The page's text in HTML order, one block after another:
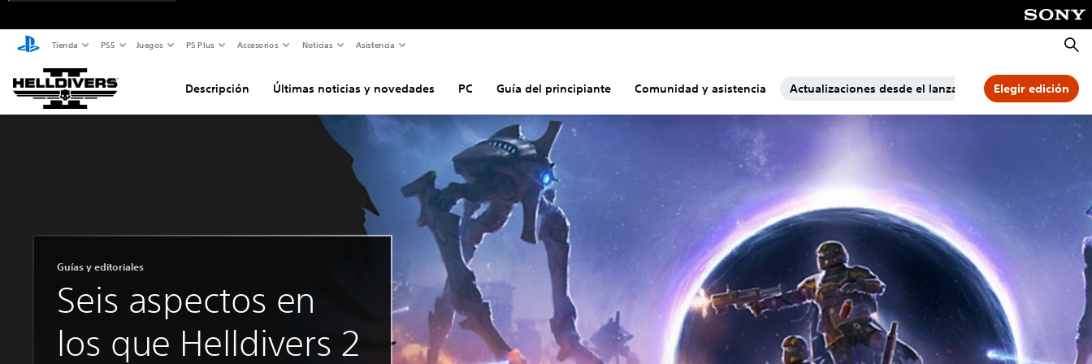
Tienda PS5 Juegos PS Plus Accesorios Noticias Asistencia
Descripción Últimas noticias y novedades PC Guía del principiante Comunidad y asistencia Actualizaciones desde el lanzamientoElegir edición
Guías y editoriales
Seis aspectos en
los que Helldivers 2